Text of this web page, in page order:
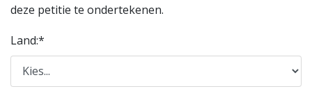
deze petitie te ondertekenen.
Land:*